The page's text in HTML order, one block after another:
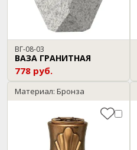
ВГ-08-03
ВАЗА ГРАНИТНАЯ
778 руб.
Материал: Бронза